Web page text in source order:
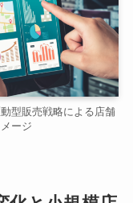
型販売戦略による店舗
ージ